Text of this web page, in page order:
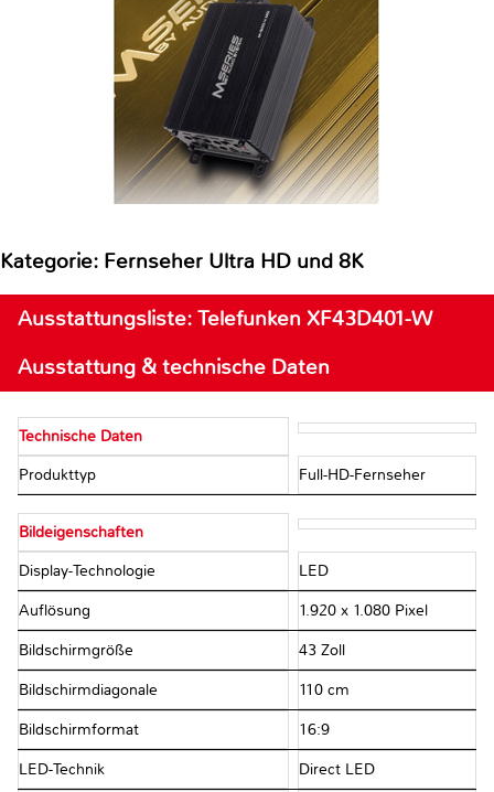
Kategorie: Fernseher Ultra HD und 8K
Ausstattungsliste: Telefunken XF43D401-W
Ausstattung & technische Daten
Technische Daten
Produkttyp Full-HD-Fernseher
Bildeigenschaften
Display-Technologie LED
Auflösung 1.920 x 1.080 Pixel
Bildschirmgröße 43 Zoll
Bildschirmdiagonale 110 cm
Bildschirmformat 16:9
LED-Technik Direct LED